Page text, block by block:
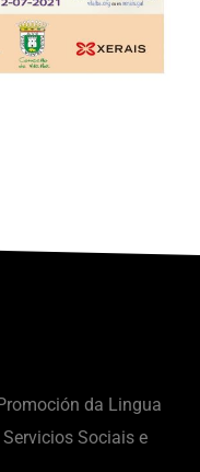
da Lingua
Sociais e